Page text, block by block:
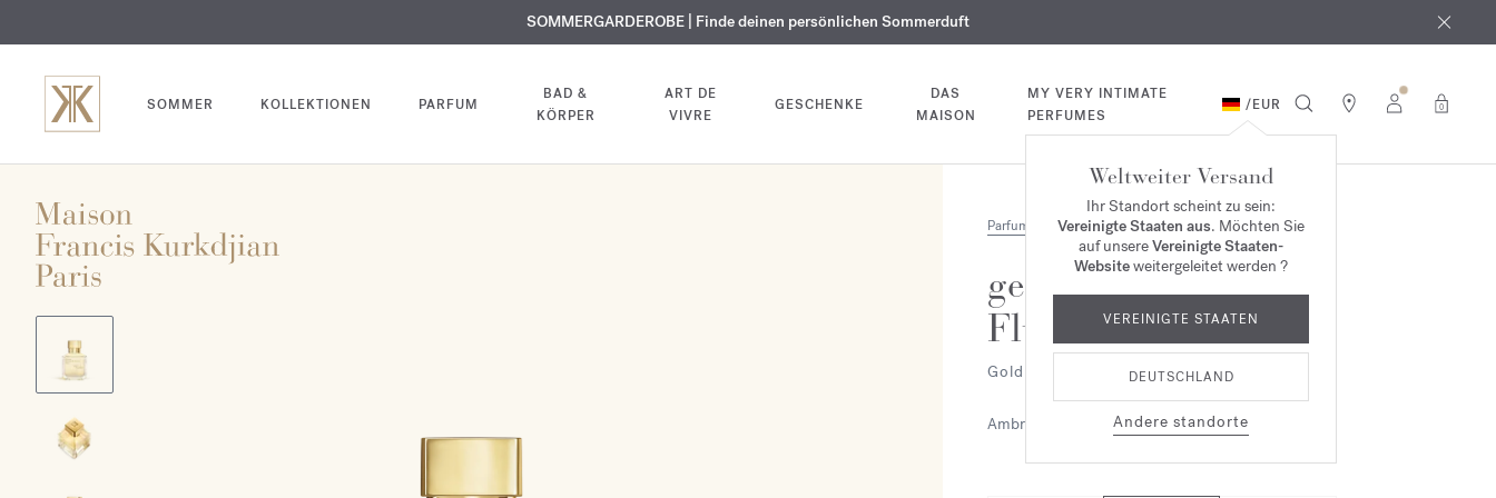
EXKLUSIV | Erhalten Sie OUDvelvet moodin Ihrer Bestellung*
KOSTENLOSE GRAVUR | Auf alle Düfte und Körperöle bis zum 9. August
SOMMERGARDEROBE | Finde deinen persönlichen Sommerduft
SOMMER KOLLEKTIONEN PARFUM
BAD &
KÖRPER
ART DE
VIVRE
GESCHENKE
DAS
MAISON
MY VERY INTIMATE
PERFUMES
/EUR 0
Weltweiter Versand
Ihr Standort scheint zu sein:
Vereinigte Staaten aus. Möchten Sie
auf unsereVereinigte Staaten-
Websiteweitergeleitet werden ?
VEREINIGTE STAATEN
DEUTSCHLAND
Andere standorte
Parfum
gentle
Fluidity
Gold Edition - Eau de parfum
Ambriert